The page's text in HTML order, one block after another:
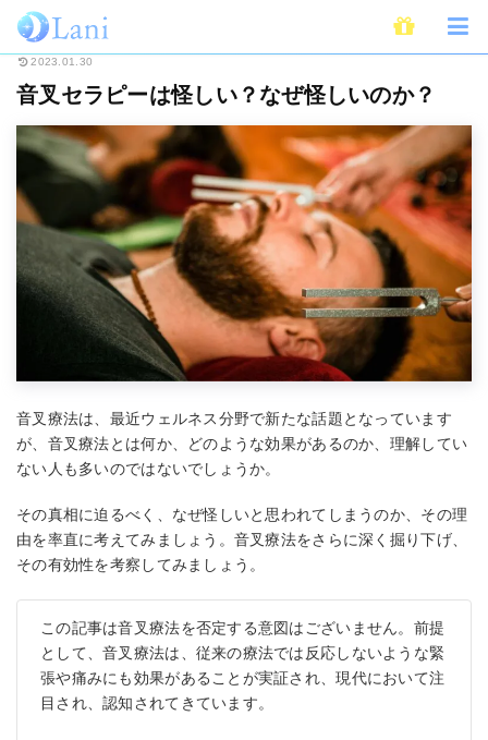
ホーム スピリチュアル 音叉セラピーは怪しい？なぜ怪しいのか？
2023.01.30
音叉セラピーは怪しい？なぜ怪しいのか？
音叉療法は、最近ウェルネス分野で新たな話題となっています
が、音叉療法とは何か、どのような効果があるのか、理解してい
ない人も多いのではないでしょうか。
その真相に迫るべく、なぜ怪しいと思われてしまうのか、その理
由を率直に考えてみましょう。音叉療法をさらに深く掘り下げ、
その有効性を考察してみましょう。
この記事は音叉療法を否定する意図はございません。前提
として、音叉療法は、従来の療法では反応しないような緊
張や痛みにも効果があることが実証され、現代において注
目され、認知されてきています。